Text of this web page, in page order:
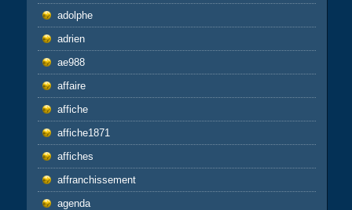
adolphe
adrien
ae988
affaire
affiche
affiche1871
affiches
affranchissement
agenda